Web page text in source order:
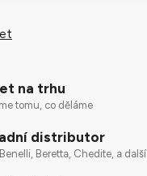
na trhu
tomu, co děláme
distributor
Beretta, Chedite, a další